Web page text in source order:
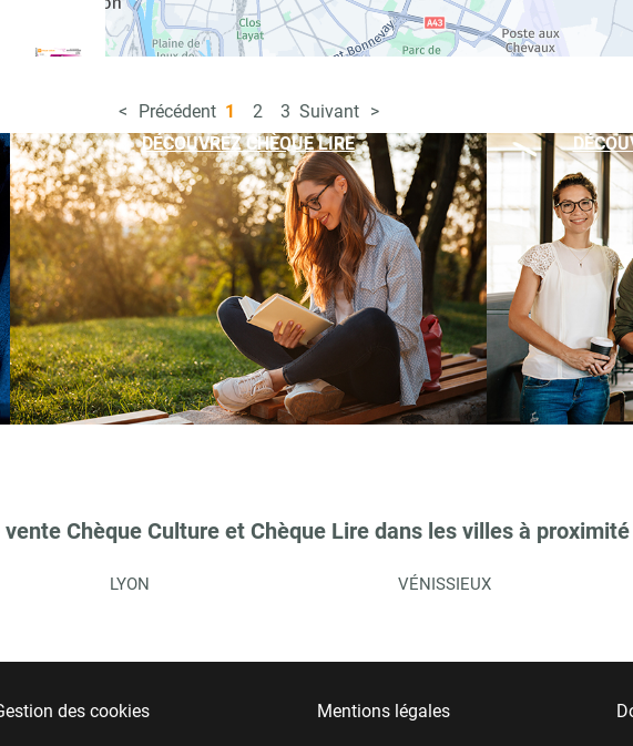
Précédent 1 2 3 Suivant
DÉCOUVREZ CHÈQUE LIRE
Chèque Culture et Chèque Lire dans les villes à proximité
LYON VÉNISSIEUX
des cookies Mentions légales